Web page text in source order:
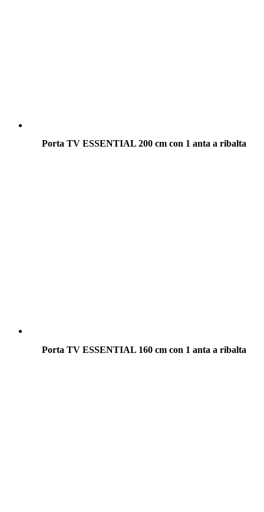
Porta TV ESSENTIAL 200 cm con 1 anta a ribalta
Porta TV ESSENTIAL 160 cm con 1 anta a ribalta